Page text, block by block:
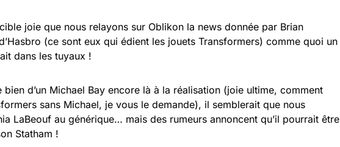
joie que nous relayons sur Oblikon la news donnée par Brian
(ce sont eux qui édient les jouets Transformers) comme quoi un
dans les tuyaux !
bien d’un Michael Bay encore là à la réalisation (joie ultime, comment
sans Michael, je vous le demande), il semblerait que nous
LaBeouf au générique… mais des rumeurs annoncent qu’il pourrait être
Statham !